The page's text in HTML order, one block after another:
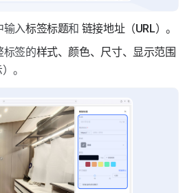
输入标签标题和 链接地址（URL）。
标签的样式、颜色、尺寸、显示范围
。